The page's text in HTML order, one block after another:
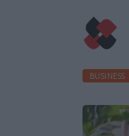
BUSINESS